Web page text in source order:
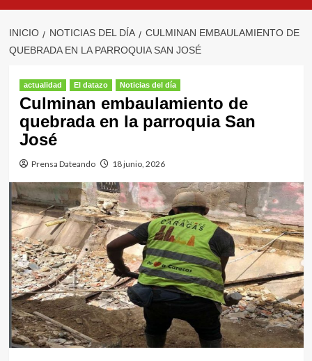
INICIO NOTICIAS DEL DÍA
CULMINAN EMBAULAMIENTO DE
QUEBRADA EN LA PARROQUIA SAN JOSÉ
actualidad El datazo Noticias del día
Culminan embaulamiento de
quebrada en la parroquia San
José
Prensa Dateando 18 junio, 2026